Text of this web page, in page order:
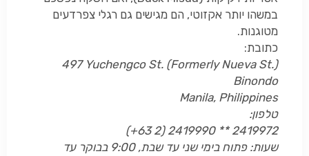
במשהו יותר אקזוטי, הם מגישים גם רגלי צפרדעים
מטוגנות.
כתובת:
497 Yuchengco St. (Formerly Nueva St.)
Binondo
Manila, Philippines
טלפון:
(+63 2) 2419990 ** 2419972
שעות: פתוח בימי שני עד שבת, 9:00 בבוקר עד